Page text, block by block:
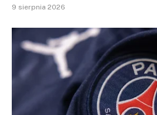
9 sierpnia 2026